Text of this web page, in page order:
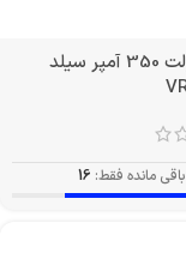
باتری 2 ولت 350 آمپر سیلد
باقی مانده فقط: 16